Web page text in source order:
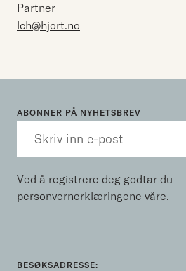
Partner
lch@hjort.no
ABONNER PÅ NYHETSBREV
Ved å registrere deg godtar du
personvernerklæringene våre.
BESØKSADRESSE: